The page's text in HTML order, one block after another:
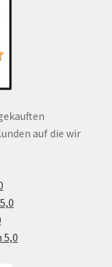
auf die wir
5,0